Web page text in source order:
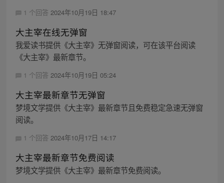
1 个回答 2024年10月19日 18:47
大主宰在线无弹窗
我爱读书提供《大主宰》无弹窗阅读，可在该平台阅读
《大主宰》最新章节。
1 个回答 2024年10月19日 05:24
大主宰最新章节无弹窗
梦境文学提供《大主宰》最新章节且免费稳定急速无弹窗
阅读。
1 个回答 2024年10月17日 14:17
大主宰最新章节免费阅读
梦境文学提供《大主宰》最新章节免费阅读。